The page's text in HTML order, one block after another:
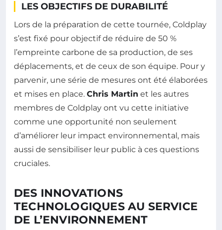
LES OBJECTIFS DE DURABILITÉ
Lors de la préparation de cette tournée, Coldplay
s’est fixé pour objectif de réduire de 50 %
l’empreinte carbone de sa production, de ses
déplacements, et de ceux de son équipe. Pour y
parvenir, une série de mesures ont été élaborées
et mises en place. Chris Martin et les autres
membres de Coldplay ont vu cette initiative
comme une opportunité non seulement
d’améliorer leur impact environnemental, mais
aussi de sensibiliser leur public à ces questions
cruciales.
DES INNOVATIONS
TECHNOLOGIQUES AU SERVICE
DE L’ENVIRONNEMENT